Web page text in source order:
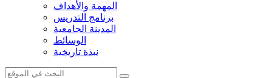
المهمة والأهداف
برنامج التدريس
المدينة الجامعية
الوسائط
نبذة تاريخية